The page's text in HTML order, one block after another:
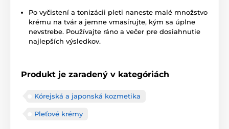
Po vyčistení a tonizácii pleti naneste malé množstvo
krému na tvár a jemne vmasírujte, kým sa úplne
nevstrebe. Používajte ráno a večer pre dosiahnutie
najlepších výsledkov.
Produkt je zaradený v kategóriách
Kórejská a japonská kozmetika
Pleťové krémy